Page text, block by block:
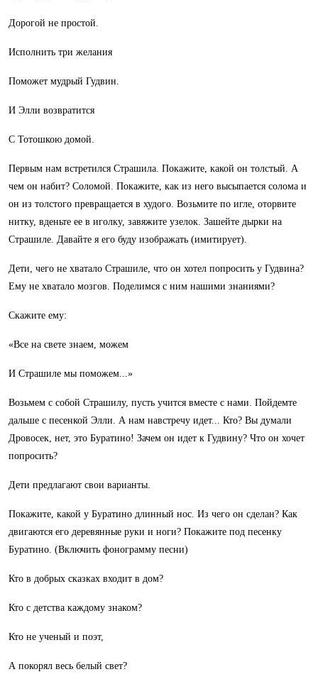
Дорогой не простой.
Исполнить три желания
Поможет мудрый Гудвин.
И Элли возвратится
С Тотошкою домой.
Первым нам встретился Страшила. Покажите, какой он толстый. А
чем он набит? Соломой. Покажите, как из него высыпается солома и
он из толстого превращается в худого. Возьмите по игле, оторвите
нитку, вденьте ее в иголку, завяжите узелок. Зашейте дырки на
Страшиле. Давайте я его буду изображать (имитирует).
Дети, чего не хватало Страшиле, что он хотел попросить у Гудвина?
Ему не хватало мозгов. Поделимся с ним нашими знаниями?
Скажите ему:
«Все на свете знаем, можем
И Страшиле мы поможем...»
Возьмем с собой Страшилу, пусть учится вместе с нами. Пойдемте
дальше с песенкой Элли. А нам навстречу идет... Кто? Вы думали
Дровосек, нет, это Буратино! Зачем он идет к Гудвину? Что он хочет
попросить?
Дети предлагают свои варианты.
Покажите, какой у Буратино длинный нос. Из чего он сделан? Как
двигаются его деревянные руки и ноги? Покажите под песенку
Буратино. (Включить фонограмму песни)
Кто в добрых сказках входит в дом?
Кто с детства каждому знаком?
Кто не ученый и поэт,
А покорял весь белый свет?